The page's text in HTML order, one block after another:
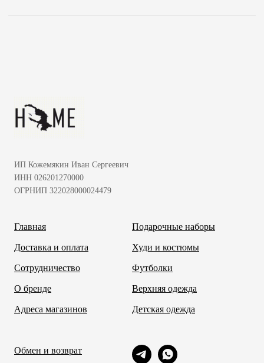
ИП Кожемякин Иван Сергеевич
ИНН 026201270000
ОГРНИП 322028000024479
Главная
Доставка и оплата
Сотрудничество
О бренде
Адреса магазинов
Подарочные наборы
Худи и костюмы
Футболки
Верхняя одежда
Детская одежда
Обмен и возврат